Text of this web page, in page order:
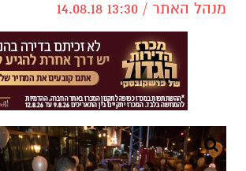
מנהל האתר / 13:30 14.08.18